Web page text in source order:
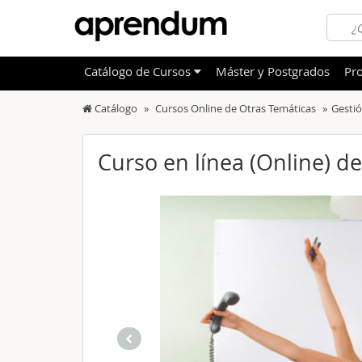
OFERTAS DESTACADAS
Idiomas
Otras
Catálogo Cursos Online de Otras Temáticas
Curso en línea (Online)
Catálogo de Cursos Máster y Postgrados